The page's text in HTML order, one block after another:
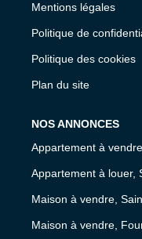
Mentions légales
Politique de
Politique des cookies
Plan du site
NOS ANNONCES
Appartement à
Appartement à louer,
Maison à vendre,
Maison à vendre,